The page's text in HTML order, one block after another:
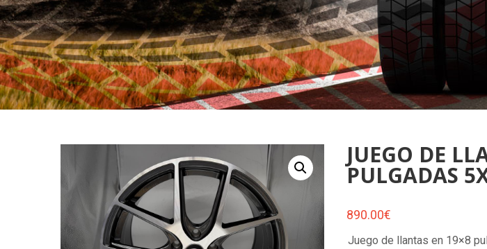
JUEGO DE
PULGADAS
890.00€
Juego de llantas en 19×8